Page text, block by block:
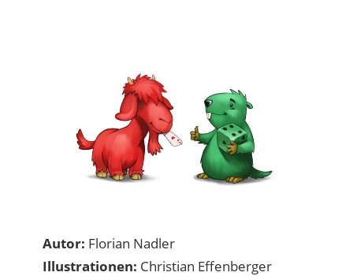
Autor: Florian Nadler
Illustrationen: Christian Effenberger